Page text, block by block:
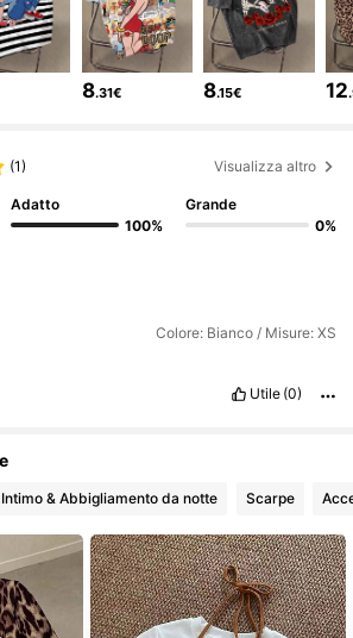
Follower
Follower
Follower
Follower
8.31€ 8.15€ 12
(1) Visualizza altro
Adatto
100%
Grande
0%
Colore: Bianco / Misure: XS
Utile (0)
Intimo & Abbigliamento da notte Scarpe